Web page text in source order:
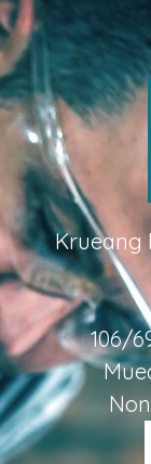
Krueang
106/